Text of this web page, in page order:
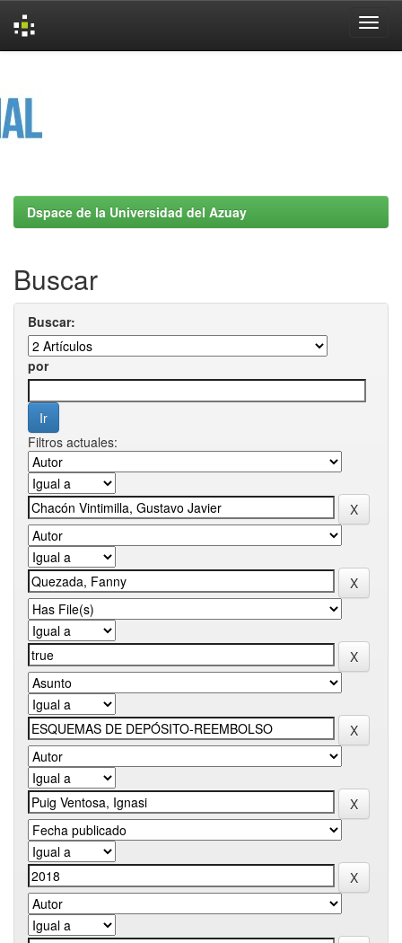
Dspace de la Universidad del Azuay
Buscar
Buscar:
por
Filtros actuales: